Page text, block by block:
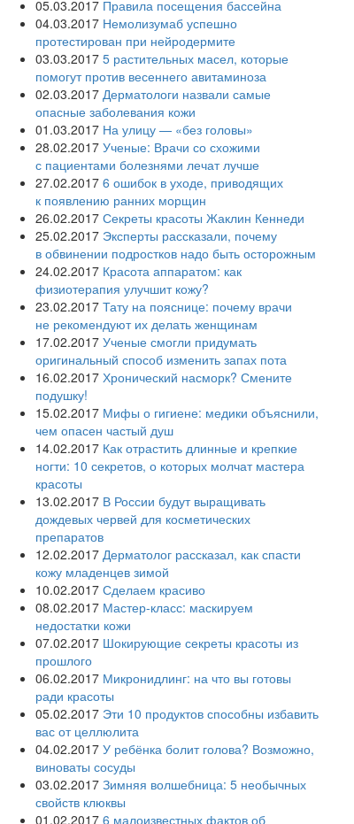
05.03.2017 Правила посещения бассейна
04.03.2017 Немолизумаб успешно
протестирован при нейродермите
03.03.2017 5 растительных масел, которые
помогут против весеннего авитаминоза
02.03.2017 Дерматологи назвали самые
опасные заболевания кожи
01.03.2017 На улицу — «без головы»
28.02.2017 Ученые: Врачи со схожими
с пациентами болезнями лечат лучше
27.02.2017 6 ошибок в уходе, приводящих
к появлению ранних морщин
26.02.2017 Секреты красоты Жаклин Кеннеди
25.02.2017 Эксперты рассказали, почему
в обвинении подростков надо быть осторожным
24.02.2017 Красота аппаратом: как
физиотерапия улучшит кожу?
23.02.2017 Тату на пояснице: почему врачи
не рекомендуют их делать женщинам
17.02.2017 Ученые смогли придумать
оригинальный способ изменить запах пота
16.02.2017 Хронический насморк? Смените
подушку!
15.02.2017 Мифы о гигиене: медики объяснили,
чем опасен частый душ
14.02.2017 Как отрастить длинные и крепкие
ногти: 10 секретов, о которых молчат мастера
красоты
13.02.2017 В России будут выращивать
дождевых червей для косметических
препаратов
12.02.2017 Дерматолог рассказал, как спасти
кожу младенцев зимой
10.02.2017 Сделаем красиво
08.02.2017 Мастер-класс: маскируем
недостатки кожи
07.02.2017 Шокирующие секреты красоты из
прошлого
06.02.2017 Микронидлинг: на что вы готовы
ради красоты
05.02.2017 Эти 10 продуктов способны избавить
вас от целлюлита
04.02.2017 У ребёнка болит голова? Возможно,
виноваты сосуды
03.02.2017 Зимняя волшебница: 5 необычных
свойств клюквы
01.02.2017 6 малоизвестных фактов об